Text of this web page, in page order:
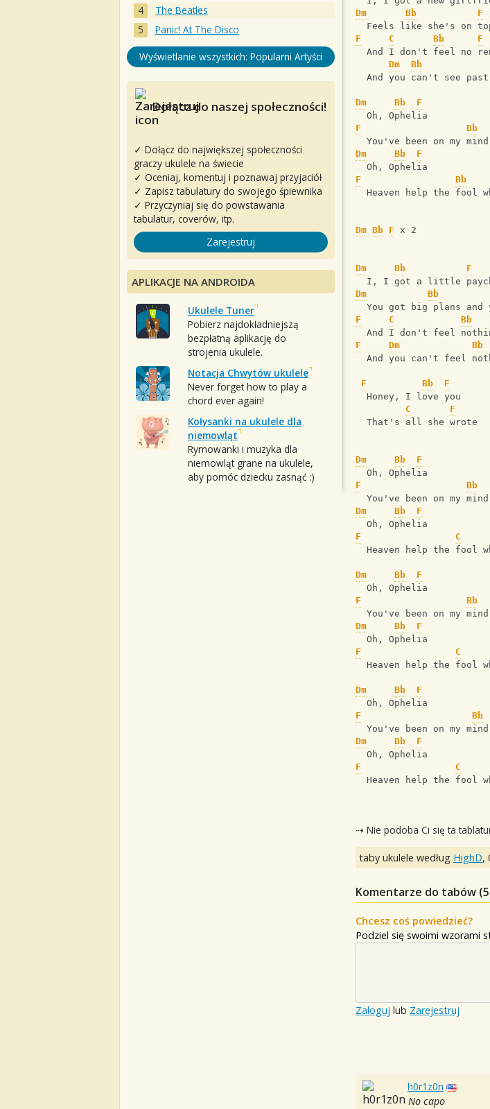
Dm
Bb
F
Feels like she's on
F
C Bb
F
And I don't feel no
Dm
Bb
And you can't see
Dm Bb
F
  Oh, Ophelia
F
Bb
You've been on my
Dm
Bb
F
  Oh, Ophelia
F
Bb
Heaven help the fool
Dm Bb F x 2
Dm Bb
F
I, I got a little
Dm
Bb
You got big plans and
F
C Bb
And I don't feel
F
Dm Bb
And you can't feel
F Bb
F
  Honey, I love you
C
F
  That's all she wrote
Dm Bb
F
  Oh, Ophelia
F
Bb
You've been on my
Dm
Bb
F
  Oh, Ophelia
F
C
Heaven help the fool
Dm Bb
F
  Oh, Ophelia
F
Bb
You've been on my
Dm
Bb
F
  Oh, Ophelia
F
C
Heaven help the
Dm Bb
F
  Oh, Ophelia
F
Bb
You've been on my
Dm
Bb
F
  Oh, Ophelia
F
C
Heaven help the fool
⇢ Nie podoba Ci się ta
taby ukulele według HighD,
Komentarze do tabów (5
Chcesz coś powiedzieć?
Podziel się swoimi wzorami
Zaloguj lub Zarejestruj
h0r1z0n
No capo
The Beatles
Panic! At The Disco
Wyświetlanie wszystkich: Popularni Artyści
Dołącz do naszej społeczności!
✓ Dołącz do największej społeczności
graczy ukulele na świecie
✓ Oceniaj, komentuj i poznawaj przyjaciół
✓ Zapisz tabulatury do swojego śpiewnika
✓ Przyczyniaj się do powstawania
tabulatur, coverów, itp.
Zarejestruj
APLIKACJE NA ANDROIDA
Ukulele Tuner
Pobierz najdokładniejszą
bezpłatną aplikację do
strojenia ukulele.
Notacja Chwytów ukulele
Never forget how to play a
chord ever again!
Kołysanki na ukulele dla
niemowląt
Rymowanki i muzyka dla
niemowląt grane na ukulele,
aby pomóc dziecku zasnąć :)